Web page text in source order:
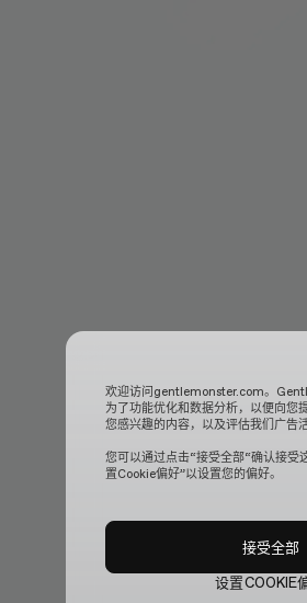
欢迎访问gentlemonster.com。
为了功能优化和数据分析，以便向您
您感兴趣的内容，以及评估我们广告
您可以通过点击“接受全部“确认接受
置Cookie偏好”以设置您的偏好。
设置COOKIE
接受全部